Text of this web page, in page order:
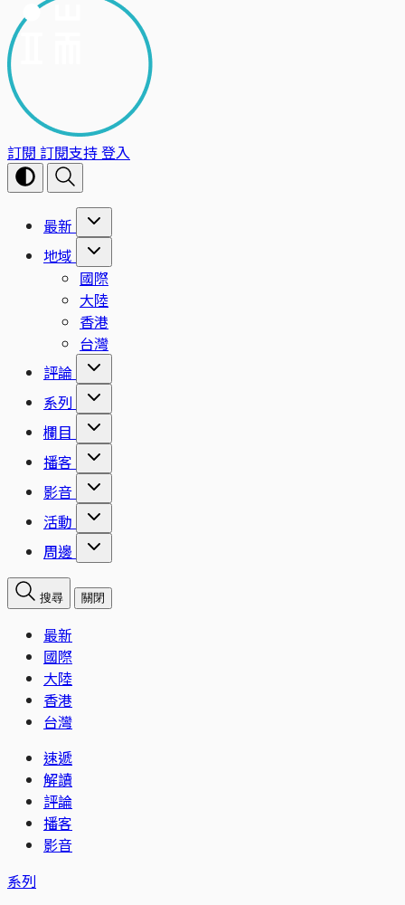
訂閱 訂閱支持登入
最新
地域
國際
大陸
香港
台灣
評論
系列
欄目
播客
影音
活動
周邊
搜尋 關閉
最新
國際
大陸
香港
台灣
速遞
解讀
評論
播客
影音
系列